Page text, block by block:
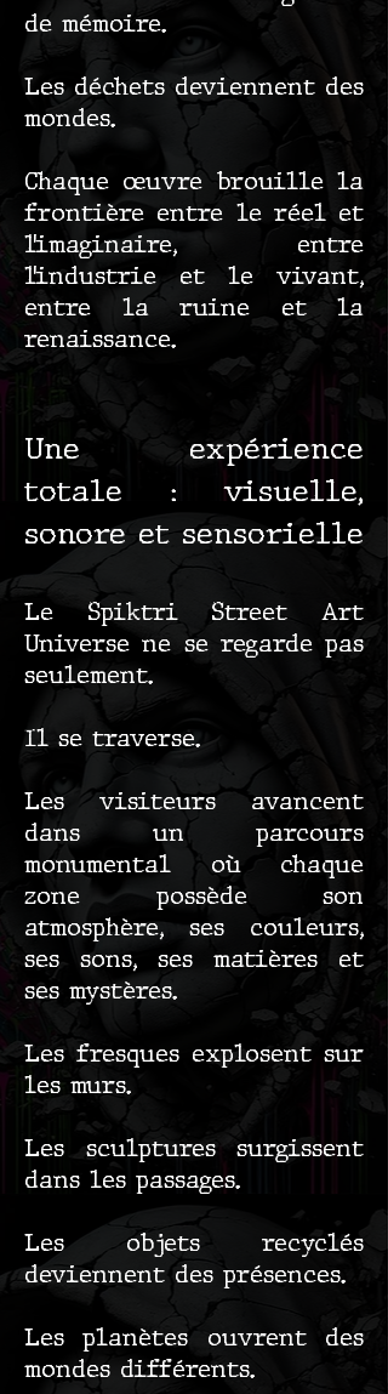
de mémoire.
Les déchets deviennent des
mondes.
Chaque œuvre brouille la
frontière entre le réel et
l’imaginaire, entre
l’industrie et le vivant,
entre la ruine et la
renaissance.
Une expérience
totale : visuelle,
sonore et sensorielle
Le Spiktri Street Art
Universe ne se regarde pas
seulement.
Il se traverse.
Les visiteurs avancent
dans un parcours
monumental où chaque
zone possède son
atmosphère, ses couleurs,
ses sons, ses matières et
ses mystères.
Les fresques explosent sur
les murs.
Les sculptures surgissent
dans les passages.
Les objets recyclés
deviennent des présences.
Les planètes ouvrent des
mondes différents.